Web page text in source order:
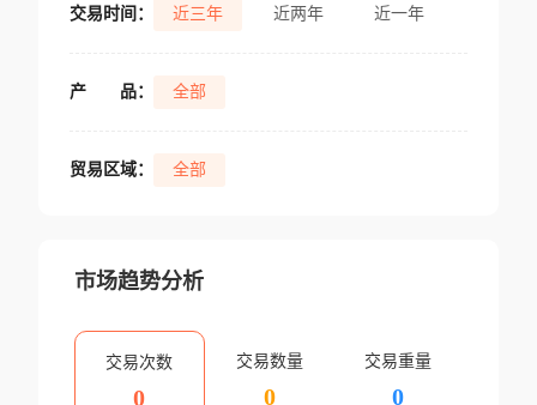
交易时间： 近三年 近两年 近一年
产 品： 全部
贸易区域： 全部
市场趋势分析
交易次数
0
交易数量
0
交易重量
0